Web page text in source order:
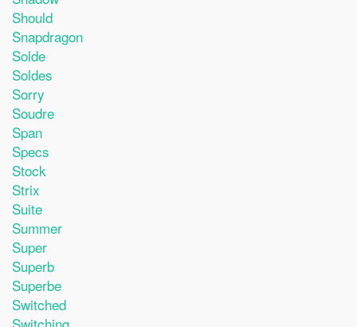
Should
Snapdragon
Solde
Soldes
Sorry
Soudre
Span
Specs
Stock
Strix
Suite
Summer
Super
Superb
Superbe
Switched